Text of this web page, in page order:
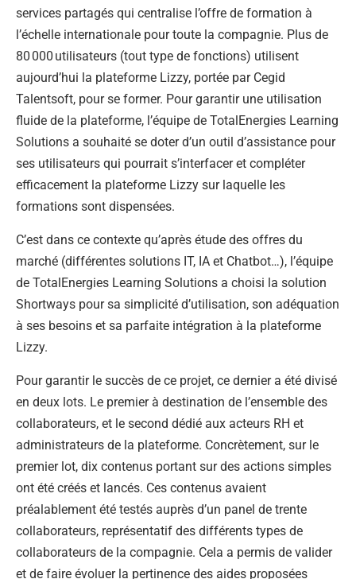
services partagés qui centralise l’offre de formation à
l’échelle internationale pour toute la compagnie. Plus de
80 000 utilisateurs (tout type de fonctions) utilisent
aujourd’hui la plateforme Lizzy, portée par Cegid
Talentsoft, pour se former. Pour garantir une utilisation
fluide de la plateforme, l’équipe de TotalEnergies Learning
Solutions a souhaité se doter d’un outil d’assistance pour
ses utilisateurs qui pourrait s’interfacer et compléter
efficacement la plateforme Lizzy sur laquelle les
formations sont dispensées.
C’est dans ce contexte qu’après étude des offres du
marché (différentes solutions IT, IA et Chatbot…), l’équipe
de TotalEnergies Learning Solutions a choisi la solution
Shortways pour sa simplicité d’utilisation, son adéquation
à ses besoins et sa parfaite intégration à la plateforme
Lizzy.
Pour garantir le succès de ce projet, ce dernier a été divisé
en deux lots. Le premier à destination de l’ensemble des
collaborateurs, et le second dédié aux acteurs RH et
administrateurs de la plateforme. Concrètement, sur le
premier lot, dix contenus portant sur des actions simples
ont été créés et lancés. Ces contenus avaient
préalablement été testés auprès d’un panel de trente
collaborateurs, représentatif des différents types de
collaborateurs de la compagnie. Cela a permis de valider
et de faire évoluer la pertinence des aides proposées